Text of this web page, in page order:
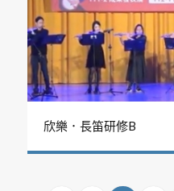
欣樂．長笛研修B